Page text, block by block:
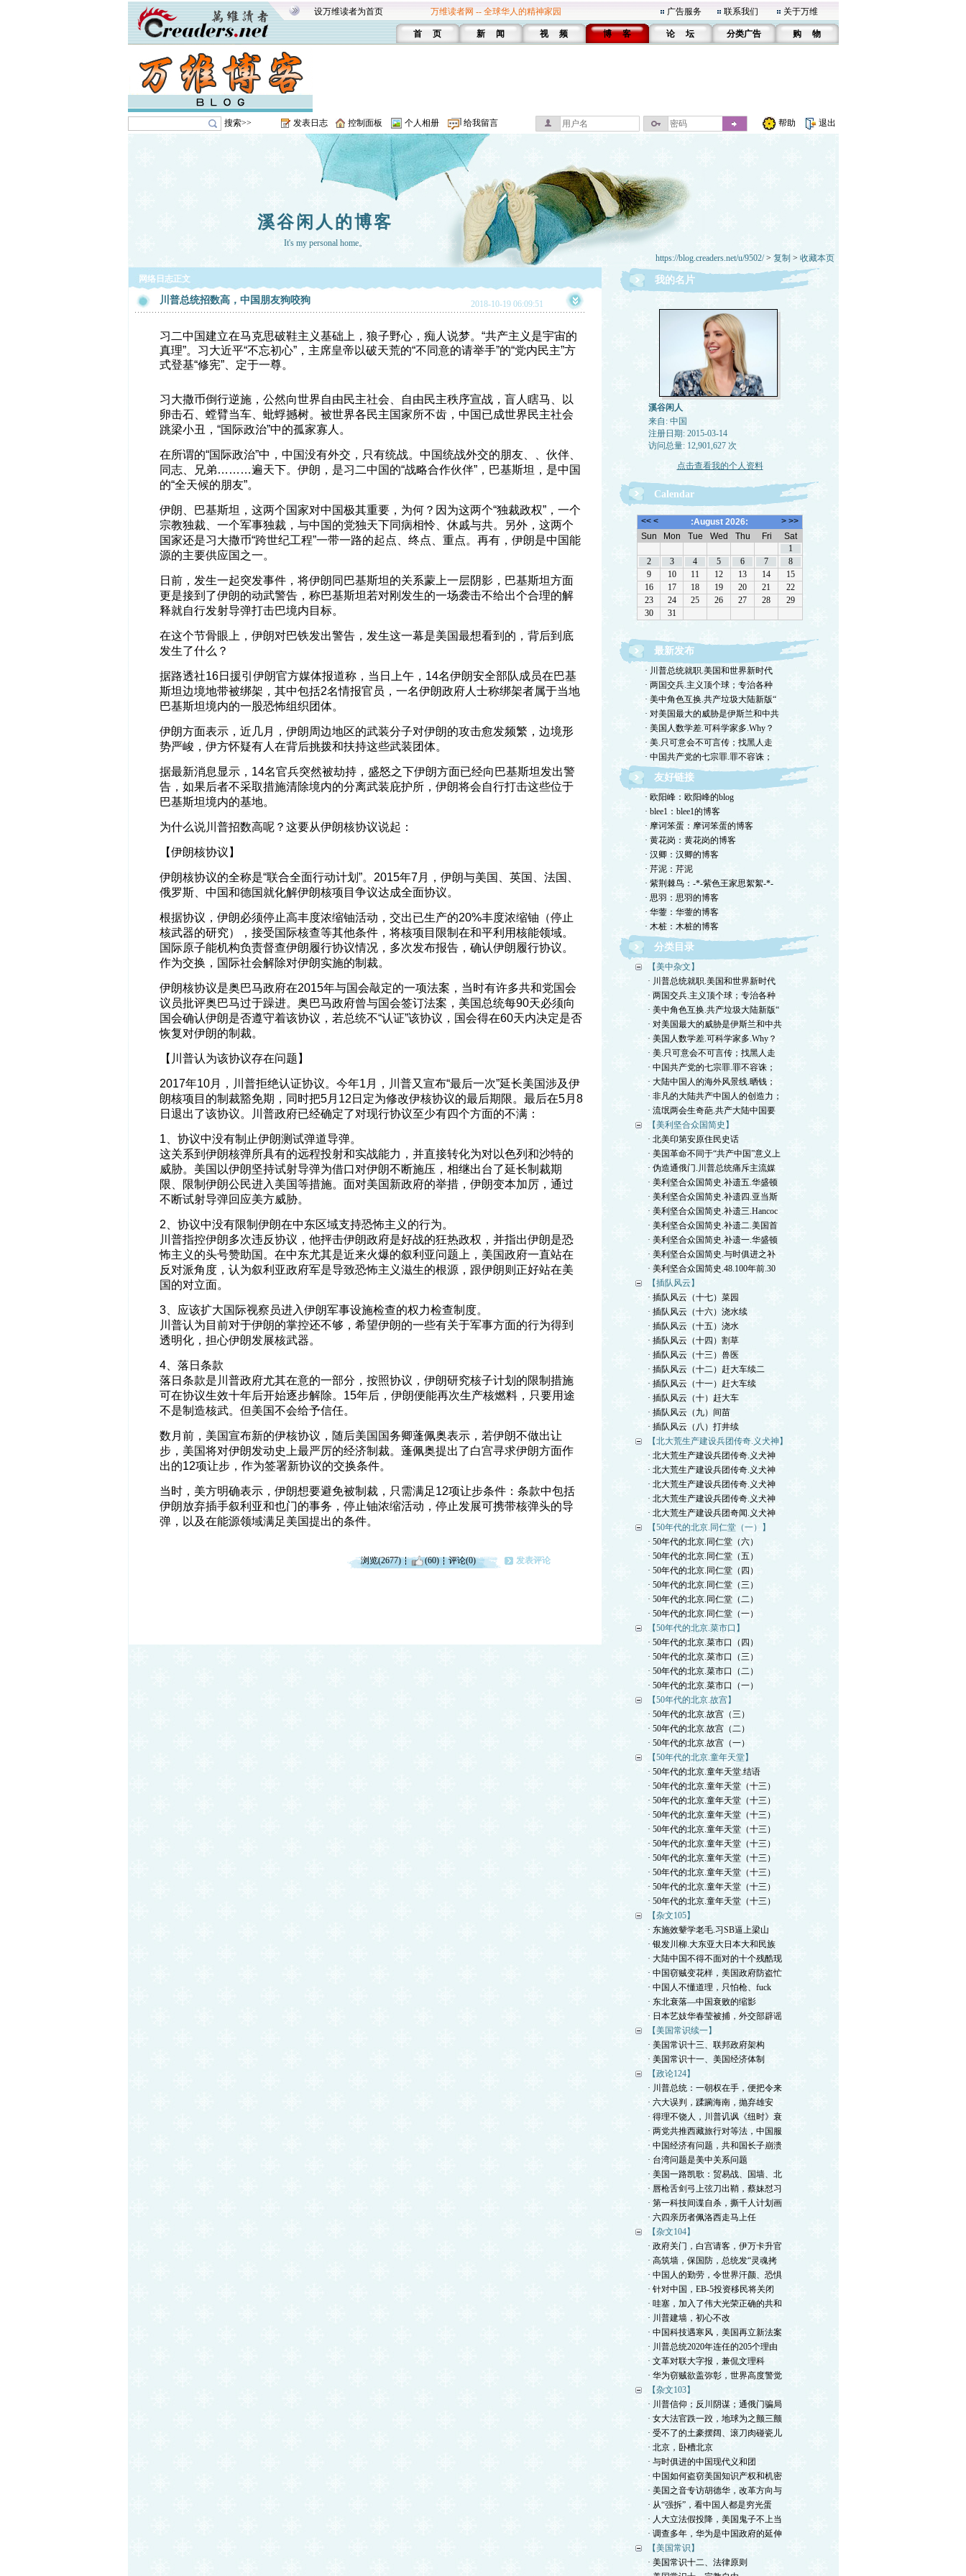
设万维读者为首页 万维读者网 -- 全球华人的精神家园 广告服务 联系我们 关于万维
首 页 新 闻 视 频 博 客 论 坛 分类广告 购 物
搜索>> 发表日志 控制面板 个人相册 给我留言 帮助 退出
溪谷闲人的博客
It's my personal home。
https://blog.creaders.net/u/9502/> 复制 > 收藏本页
网络日志正文
川普总统招数高，中国朋友狗咬狗 2018-10-19 06:09:51
习二中国建立在马克思破鞋主义基础上，狼子野心，痴人说梦。“共产主义是宇宙的
真理”。习大近平“不忘初心”，主席皇帝以破天荒的“不同意的请举手”的“党内民主”方
式登基“修宪”、定于一尊。
习大撒币倒行逆施，公然向世界自由民主社会、自由民主秩序宣战，盲人瞎马、以
卵击石、螳臂当车、蚍蜉撼树。被世界各民主国家所不齿，中国已成世界民主社会
跳梁小丑，“国际政治”中的孤家寡人。
在所谓的“国际政治”中，中国没有外交，只有统战。中国统战外交的朋友、、伙伴、
同志、兄弟………遍天下。伊朗，是习二中国的“战略合作伙伴”，巴基斯坦，是中国
的“全天候的朋友”。
伊朗、巴基斯坦，这两个国家对中国极其重要，为何？因为这两个“独裁政权”，一个
宗教独裁、一个军事独裁，与中国的党独天下同病相怜、休戚与共。另外，这两个
国家还是习大撒币“跨世纪工程”一带一路的起点、终点、重点。再有，伊朗是中国能
源的主要供应国之一。
日前，发生一起突发事件，将伊朗同巴基斯坦的关系蒙上一层阴影，巴基斯坦方面
更是接到了伊朗的动武警告，称巴基斯坦若对刚发生的一场袭击不给出个合理的解
释就自行发射导弹打击巴境内目标。
在这个节骨眼上，伊朗对巴铁发出警告，发生这一幕是美国最想看到的，背后到底
发生了什么？
据路透社16日援引伊朗官方媒体报道称，当日上午，14名伊朗安全部队成员在巴基
斯坦边境地带被绑架，其中包括2名情报官员，一名伊朗政府人士称绑架者属于当地
巴基斯坦境内的一股恐怖组织团体。
伊朗方面表示，近几月，伊朗周边地区的武装分子对伊朗的攻击愈发频繁，边境形
势严峻，伊方怀疑有人在背后挑拨和扶持这些武装团体。
据最新消息显示，14名官兵突然被劫持，盛怒之下伊朗方面已经向巴基斯坦发出警
告，如果后者不采取措施清除境内的分离武装庇护所，伊朗将会自行打击这些位于
巴基斯坦境内的基地。
为什么说川普招数高呢？这要从伊朗核协议说起：
【伊朗核协议】
伊朗核协议的全称是“联合全面行动计划”。2015年7月，伊朗与美国、英国、法国、
俄罗斯、中国和德国就化解伊朗核项目争议达成全面协议。
根据协议，伊朗必须停止高丰度浓缩铀活动，交出已生产的20%丰度浓缩铀（停止
核武器的研究），接受国际核查等其他条件，将核项目限制在和平利用核能领域。
国际原子能机构负责督查伊朗履行协议情况，多次发布报告，确认伊朗履行协议。
作为交换，国际社会解除对伊朗实施的制裁。
伊朗核协议是奥巴马政府在2015年与国会敲定的一项法案，当时有许多共和党国会
议员批评奥巴马过于躁进。奥巴马政府曾与国会签订法案，美国总统每90天必须向
国会确认伊朗是否遵守着该协议，若总统不“认证”该协议，国会得在60天内决定是否
恢复对伊朗的制裁。
【川普认为该协议存在问题】
2017年10月，川普拒绝认证协议。今年1月，川普又宣布“最后一次”延长美国涉及伊
朗核项目的制裁豁免期，同时把5月12日定为修改伊核协议的最后期限。最后在5月8
日退出了该协议。川普政府已经确定了对现行协议至少有四个方面的不满：
1、协议中没有制止伊朗测试弹道导弹。
这关系到伊朗核弹所具有的远程投射和实战能力，并直接转化为对以色列和沙特的
威胁。美国以伊朗坚持试射导弹为借口对伊朗不断施压，相继出台了延长制裁期
限、限制伊朗公民进入美国等措施。面对美国新政府的举措，伊朗变本加厉，通过
不断试射导弹回应美方威胁。
2、协议中没有限制伊朗在中东区域支持恐怖主义的行为。
川普指控伊朗多次违反协议，他抨击伊朗政府是好战的狂热政权，并指出伊朗是恐
怖主义的头号赞助国。在中东尤其是近来火爆的叙利亚问题上，美国政府一直站在
反对派角度，认为叙利亚政府军是导致恐怖主义滋生的根源，跟伊朗则正好站在美
国的对立面。
3、应该扩大国际视察员进入伊朗军事设施检查的权力检查制度。
川普认为目前对于伊朗的掌控还不够，希望伊朗的一些有关于军事方面的行为得到
透明化，担心伊朗发展核武器。
4、落日条款
落日条款是川普政府尤其在意的一部分，按照协议，伊朗研究核子计划的限制措施
可在协议生效十年后开始逐步解除。15年后，伊朗便能再次生产核燃料，只要用途
不是制造核武。但美国不会给予信任。
数月前，美国宣布新的伊核协议，随后美国国务卿蓬佩奥表示，若伊朗不做出让
步，美国将对伊朗发动史上最严厉的经济制裁。蓬佩奥提出了白宫寻求伊朗方面作
出的12项让步，作为签署新协议的交换条件。
当时，美方明确表示，伊朗想要避免被制裁，只需满足12项让步条件：条款中包括
伊朗放弃插手叙利亚和也门的事务，停止铀浓缩活动，停止发展可携带核弹头的导
弹，以及在能源领域满足美国提出的条件。
浏览(2677) (60) 评论(0) 发表评论
我的名片
溪谷闲人
来自: 中国
注册日期: 2015-03-14
访问总量: 12,901,627 次
点击查看我的个人资料
Calendar
最新发布
· 川普总统就职.美国和世界新时代
· 两国交兵.主义顶个球；专治各种
· 美中角色互换.共产垃圾大陆新版“
· 对美国最大的威胁是伊斯兰和中共
· 美国人数学差.可科学家多.Why？
· 美.只可意会不可言传；找黑人走
· 中国共产党的七宗罪.罪不容诛；
友好链接
· 欧阳峰：欧阳峰的blog
· blee1：blee1的博客
· 摩诃笨蛋：摩诃笨蛋的博客
· 黄花岗：黄花岗的博客
· 汉卿：汉卿的博客
· 芹泥：芹泥
· 紫荆棘鸟：-*-紫色王家思絮絮-*-
· 思羽：思羽的博客
· 华蓥：华蓥的博客
· 木桩：木桩的博客
分类目录
【美中杂文】
· 川普总统就职.美国和世界新时代
· 两国交兵.主义顶个球；专治各种
· 美中角色互换.共产垃圾大陆新版“
· 对美国最大的威胁是伊斯兰和中共
· 美国人数学差.可科学家多.Why？
· 美.只可意会不可言传；找黑人走
· 中国共产党的七宗罪.罪不容诛；
· 大陆中国人的海外风景线.晒钱；
· 非凡的大陆共产中国人的创造力；
· 流氓两会生奇葩.共产大陆中国要
【美利坚合众国简史】
· 北美印第安原住民史话
· 美国革命不同于“共产中国”意义上
· 伪造通俄门.川普总统痛斥主流媒
· 美利坚合众国简史.补遗五.华盛顿
· 美利坚合众国简史.补遗四.亚当斯
· 美利坚合众国简史.补遗三.Hancoc
· 美利坚合众国简史.补遗二.美国首
· 美利坚合众国简史.补遗一.华盛顿
· 美利坚合众国简史.与时俱进之补
· 美利坚合众国简史.48.100年前.30
【插队风云】
· 插队风云（十七）菜园
· 插队风云（十六）浇水续
· 插队风云（十五）浇水
· 插队风云（十四）割草
· 插队风云（十三）兽医
· 插队风云（十二）赶大车续二
· 插队风云（十一）赶大车续
· 插队风云（十）赶大车
· 插队风云（九）间苗
· 插队风云（八）打井续
【北大荒生产建设兵团传奇.义犬神】
· 北大荒生产建设兵团传奇.义犬神
· 北大荒生产建设兵团传奇.义犬神
· 北大荒生产建设兵团传奇.义犬神
· 北大荒生产建设兵团传奇.义犬神
· 北大荒生产建设兵团奇闻.义犬神
【50年代的北京.同仁堂（一）】
· 50年代的北京.同仁堂（六）
· 50年代的北京.同仁堂（五）
· 50年代的北京.同仁堂（四）
· 50年代的北京.同仁堂（三）
· 50年代的北京.同仁堂（二）
· 50年代的北京.同仁堂（一）
【50年代的北京.菜市口】
· 50年代的北京.菜市口（四）
· 50年代的北京.菜市口（三）
· 50年代的北京.菜市口（二）
· 50年代的北京.菜市口（一）
【50年代的北京.故宫】
· 50年代的北京.故宫（三）
· 50年代的北京.故宫（二）
· 50年代的北京.故宫（一）
【50年代的北京.童年天堂】
· 50年代的北京.童年天堂.结语
· 50年代的北京.童年天堂（十三）
· 50年代的北京.童年天堂（十三）
· 50年代的北京.童年天堂（十三）
· 50年代的北京.童年天堂（十三）
· 50年代的北京.童年天堂（十三）
· 50年代的北京.童年天堂（十三）
· 50年代的北京.童年天堂（十三）
· 50年代的北京.童年天堂（十三）
· 50年代的北京.童年天堂（十三）
【杂文105】
· 东施效颦学老毛.习SB逼上梁山
· 银发川柳.大东亚大日本大和民族
· 大陆中国不得不面对的十个残酷现
· 中国窃贼变花样，美国政府防盗忙
· 中国人不懂道理，只怕枪、fuck
· 东北衰落—中国衰败的缩影
· 日本艺妓华春莹被捕，外交部辟谣
【美国常识续一】
· 美国常识十三、联邦政府架构
· 美国常识十一、美国经济体制
【政论124】
· 川普总统：一朝权在手，便把令来
· 六大误判，蹂躏海南，抛弃雄安
· 得理不饶人，川普讥讽《纽时》衰
· 两党共推西藏旅行对等法，中国服
· 中国经济有问题，共和国长子崩溃
· 台湾问题是美中关系问题
· 美国一路凯歌：贸易战、国墙、北
· 唇枪舌剑弓上弦刀出鞘，蔡妹怼习
· 第一科技间谍自杀，撕千人计划画
· 六四亲历者佩洛西走马上任
【杂文104】
· 政府关门，白宫请客，伊万卡升官
· 高筑墙，保国防，总统发“灵魂拷
· 中国人的勤劳，令世界汗颜、恐惧
· 针对中国，EB-5投资移民将关闭
· 哇塞，加入了伟大光荣正确的共和
· 川普建墙，初心不改
· 中国科技遇寒风，美国再立新法案
· 川普总统2020年连任的205个理由
· 文革对联大字报，兼侃文理科
· 华为窃贼欲盖弥彰，世界高度警觉
【杂文103】
· 川普信仰；反川阴谋；通俄门骗局
· 女大法官跌一跤，地球为之颤三颤
· 受不了的土豪摆阔、滚刀肉碰瓷儿
· 北京，卧槽北京
· 与时俱进的中国现代义和团
· 中国如何盗窃美国知识产权和机密
· 美国之音专访胡德华，改革方向与
· 从“强拆”，看中国人都是穷光蛋
· 人大立法假投降，美国鬼子不上当
· 调查多年，华为是中国政府的延伸
【美国常识】
· 美国常识十二、法律原则